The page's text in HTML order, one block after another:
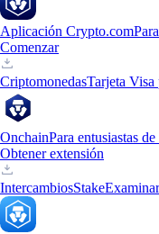
Aplicación Crypto.com
Comenzar
CriptomonedasTarjeta Visa
OnchainPara entusiastas
Obtener extensión
IntercambiosStake